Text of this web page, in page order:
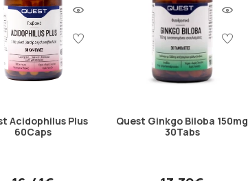
Acidophilus Plus
60Caps
Quest Ginkgo Biloba 150mg
30Tabs